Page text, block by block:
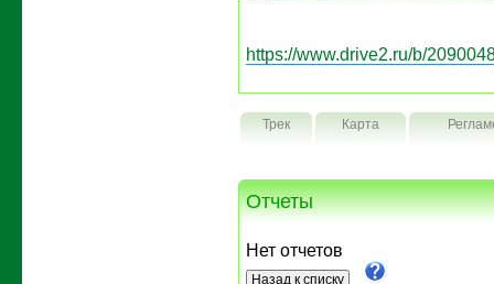
https://www.drive2.ru/b/
Трек Карта
Отчеты
Нет отчетов